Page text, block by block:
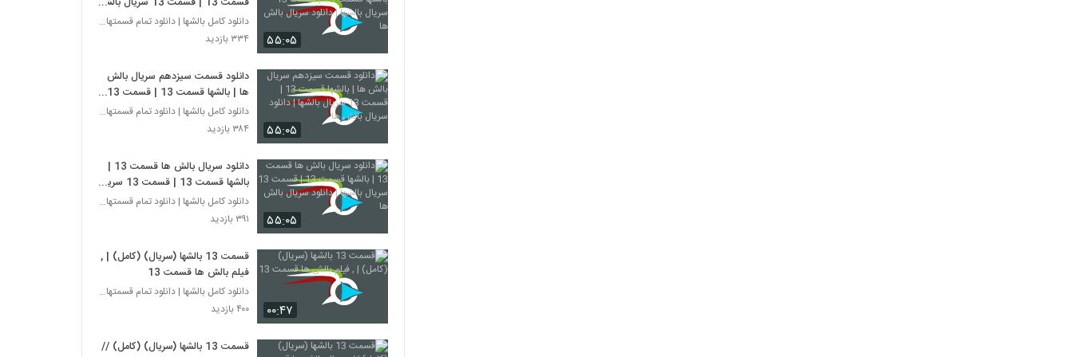
۵۵:۰۵
| دانلود سریال بالش ها
دانلود کامل بالشها | دانلود تمام قسمتهای سریال بال
۳۳۴ بازدید
۵۵:۰۵
دانلود قسمت سیزدهم سریال بالش
ها | بالشها قسمت 13 | قسمت 13
سریال بالشها | دانلود سریال بالش هادانلود کامل بالشها | دانلود تمام قسمتهای سریال بال
۳۸۴ بازدید
۵۵:۰۵
دانلود سریال بالش ها قسمت 13 |
بالشها قسمت 13 | قسمت 13 سریال
بالشها | دانلود سریال بالش ها
دانلود کامل بالشها | دانلود تمام قسمتهای سریال بال
۳۹۱ بازدید
۰۰:۴۷
قسمت 13 بالشها (سریال) (کامل) | ,
فیلم بالش ها قسمت 13
دانلود کامل بالشها | دانلود تمام قسمتهای سریال بال
۴۰۰ بازدید
قسمت 13 بالشها (سریال) (کامل) //